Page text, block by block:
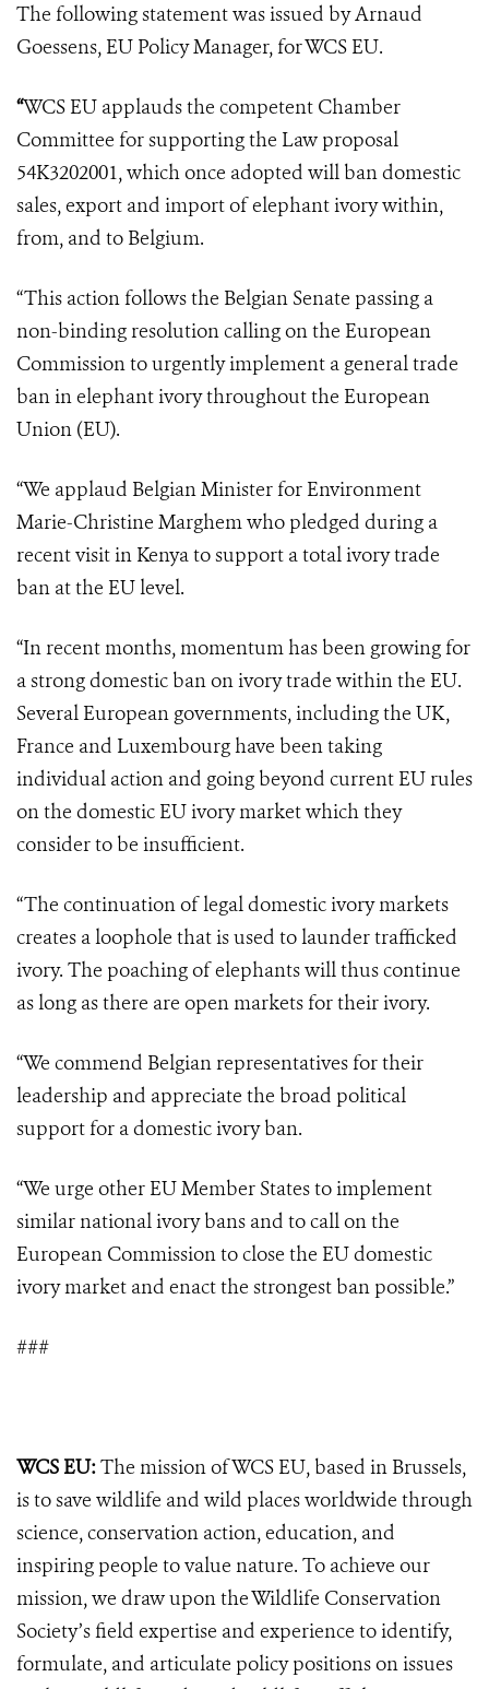
The following statement was issued by Arnaud
Goessens, EU Policy Manager, for WCS EU.
“WCS EU applauds the competent Chamber
Committee for supporting the Law proposal
54K3202001, which once adopted will ban domestic
sales, export and import of elephant ivory within,
from, and to Belgium.
“This action follows the Belgian Senate passing a
non-binding resolution calling on the European
Commission to urgently implement a general trade
ban in elephant ivory throughout the European
Union (EU).
“We applaud Belgian Minister for Environment
Marie-Christine Marghem who pledged during a
recent visit in Kenya to support a total ivory trade
ban at the EU level.
“In recent months, momentum has been growing for
a strong domestic ban on ivory trade within the EU.
Several European governments, including the UK,
France and Luxembourg have been taking
individual action and going beyond current EU rules
on the domestic EU ivory market which they
consider to be insufficient.
“The continuation of legal domestic ivory markets
creates a loophole that is used to launder trafficked
ivory. The poaching of elephants will thus continue
as long as there are open markets for their ivory.
“We commend Belgian representatives for their
leadership and appreciate the broad political
support for a domestic ivory ban.
“We urge other EU Member States to implement
similar national ivory bans and to call on the
European Commission to close the EU domestic
ivory market and enact the strongest ban possible.”
###
WCS EU:The mission of WCS EU, based in Brussels,
is to save wildlife and wild places worldwide through
science, conservation action, education, and
inspiring people to value nature. To achieve our
mission, we draw upon the Wildlife Conservation
Society’s field expertise and experience to identify,
formulate, and articulate policy positions on issues